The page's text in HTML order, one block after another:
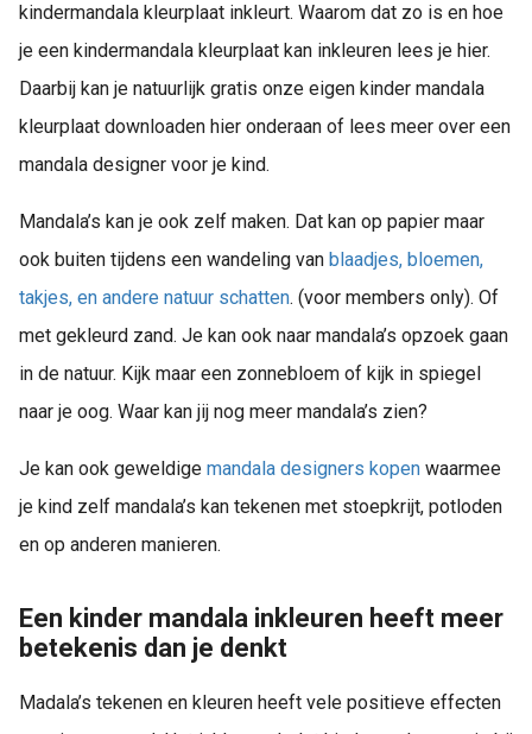
kindermandala kleurplaat inkleurt. Waarom dat zo is en hoe
je een kindermandala kleurplaat kan inkleuren lees je hier.
Daarbij kan je natuurlijk gratis onze eigen kinder mandala
kleurplaat downloaden hier onderaan of lees meer over een
mandala designer voor je kind.
Mandala’s kan je ook zelf maken. Dat kan op papier maar
ook buiten tijdens een wandeling van blaadjes, bloemen,
takjes, en andere natuur schatten. (voor members only). Of
met gekleurd zand. Je kan ook naar mandala’s opzoek gaan
in de natuur. Kijk maar een zonnebloem of kijk in spiegel
naar je oog. Waar kan jij nog meer mandala’s zien?
Je kan ook geweldige mandala designers kopen waarmee
je kind zelf mandala’s kan tekenen met stoepkrijt, potloden
en op anderen manieren.
Een kinder mandala inkleuren heeft meer
betekenis dan je denkt
Madala’s tekenen en kleuren heeft vele positieve effecten
te
over
op
te
de
Hierdoor
van